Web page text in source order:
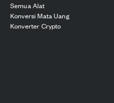
Semua Alat
Konversi Mata Uang
Konverter Crypto